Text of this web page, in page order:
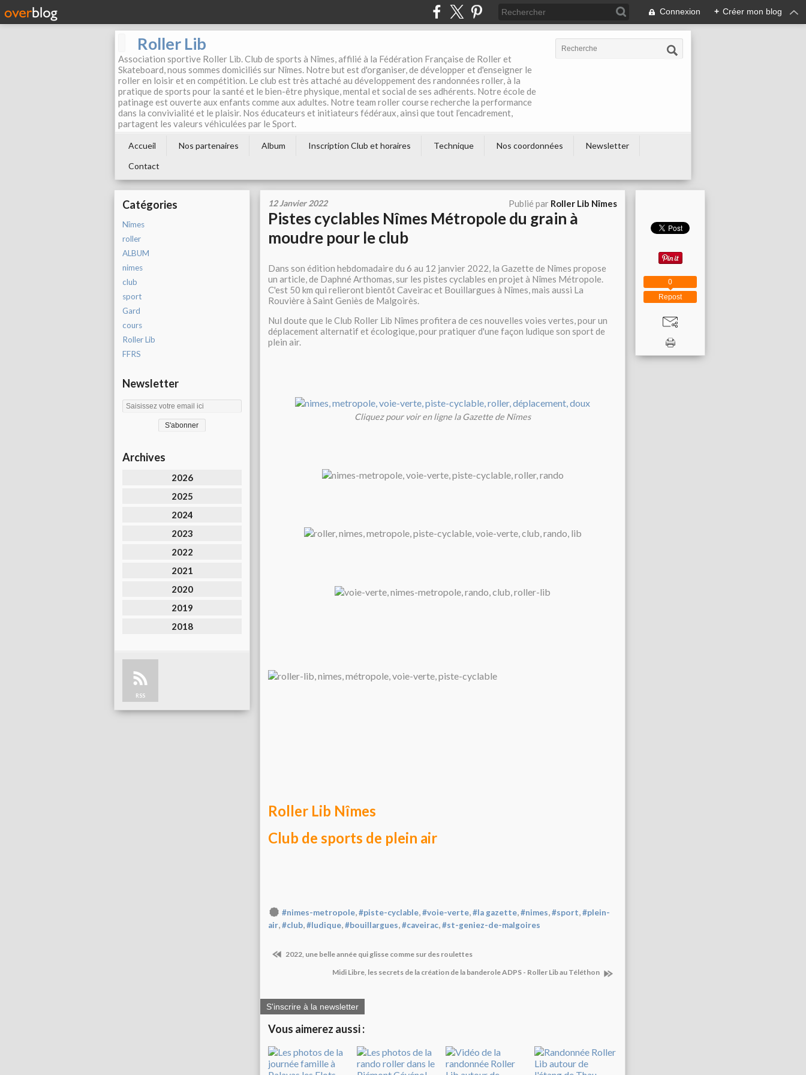
Connexion + Créer mon blog
Roller Lib
Association sportive Roller Lib. Club de sports à Nîmes, affilié à la Fédération Française de Roller et
Skateboard, nous sommes domiciliés sur Nîmes. Notre but est d'organiser, de développer et d'enseigner le
roller en loisir et en compétition. Le club est très attaché au développement des randonnées roller, à la
pratique de sports pour la santé et le bien-être physique, mental et social de ses adhérents. Notre école de
patinage est ouverte aux enfants comme aux adultes. Notre team roller course recherche la performance
dans la convivialité et le plaisir. Nos éducateurs et initiateurs fédéraux, ainsi que tout l’encadrement,
partagent les valeurs véhiculées par le Sport.
Accueil Nos partenaires Album Inscription Club et horaires Technique Nos coordonnées
Newsletter
Contact
Catégories
Nîmes
roller
ALBUM
nimes
club
sport
Gard
cours
Roller Lib
FFRS
Newsletter
Archives
2026
2025
2024
2023
2022
2021
2020
2019
2018
RSS
12 Janvier 2022 Publié par Roller Lib Nîmes
Pistes cyclables Nîmes Métropole du grain à
moudre pour le club
Dans son édition hebdomadaire du 6 au 12 janvier 2022, la Gazette de Nîmes propose
un article, de Daphné Arthomas, sur les pistes cyclables en projet à Nîmes Métropole.
C'est 50 km qui relieront bientôt Caveirac et Bouillargues à Nîmes, mais aussi La
Rouvière à Saint Geniès de Malgoirès.
Nul doute que le Club Roller Lib Nîmes profitera de ces nouvelles voies vertes, pour un
déplacement alternatif et écologique, pour pratiquer d'une façon ludique son sport de
plein air.
Cliquez pour voir en ligne la Gazette de Nîmes
Roller Lib Nîmes
Club de sports de plein air
#nimes-metropole,#piste-cyclable,#voie-verte,#la gazette,#nimes,#sport,#plein-
air,#club,#ludique,#bouillargues,#caveirac,#st-geniez-de-malgoires
2022, une belle année qui glisse comme sur des roulettes
Midi Libre, les secrets de la création de la banderole ADPS - Roller Lib au Téléthon
S'inscrire à la newsletter
Vous aimerez aussi :
Repost
0